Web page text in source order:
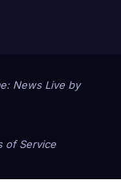
News Live by
of Service